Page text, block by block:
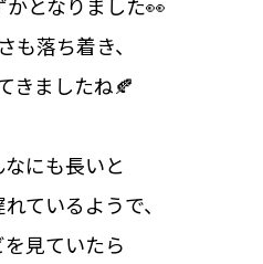
となりました👀
も落ち着き、
きましたね🍂
にも長いと
ているようで、
見ていたら